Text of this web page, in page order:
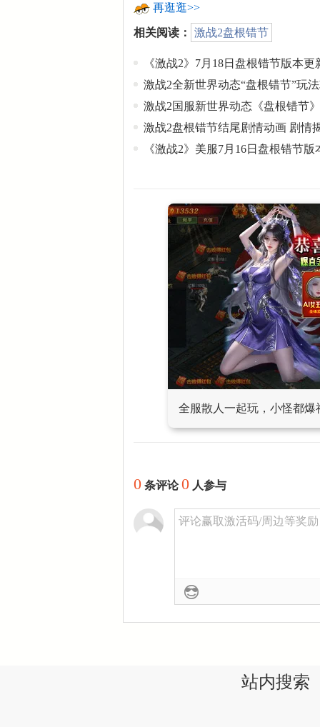
再逛逛>>
相关阅读： 激战2盘根错节
《激战2》7月18日盘根错节版本更
激战2全新世界动态“盘根错节”玩
激战2国服新世界动态《盘根错节
激战2盘根错节结尾剧情动画 剧情
《激战2》美服7月16日盘根错节
全服散人一起玩，小怪都
0 条评论0 人参与
评论赢取激活码/周边等奖
站内搜索